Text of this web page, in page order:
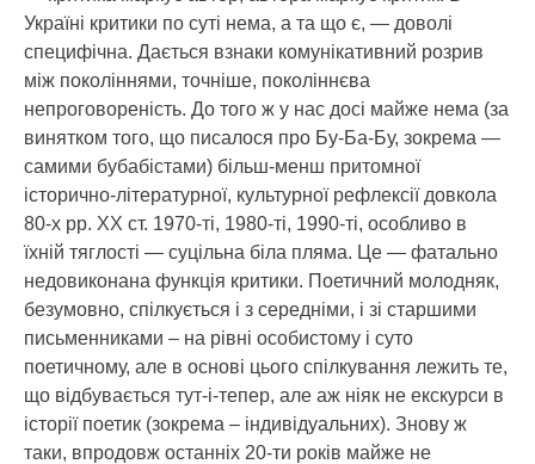
Україні критики по суті нема, а та що є, — доволі
специфічна. Дається взнаки комунікативний розрив
між поколіннями, точніше, поколіннєва
непроговореність. До того ж у нас досі майже нема (за
винятком того, що писалося про Бу-Ба-Бу, зокрема —
самими бубабістами) більш-менш притомної
історично-літературної, культурної рефлексії довкола
80-х рр. ХХ ст. 1970-ті, 1980-ті, 1990-ті, особливо в
їхній тяглості — суцільна біла пляма. Це — фатально
недовиконана функція критики. Поетичний молодняк,
безумовно, спілкується і з середніми, і зі старшими
письменниками – на рівні особистому і суто
поетичному, але в основі цього спілкування лежить те,
що відбувається тут-і-тепер, але аж ніяк не екскурси в
історії поетик (зокрема – індивідуальних). Знову ж
таки, впродовж останніх 20-ти років майже не